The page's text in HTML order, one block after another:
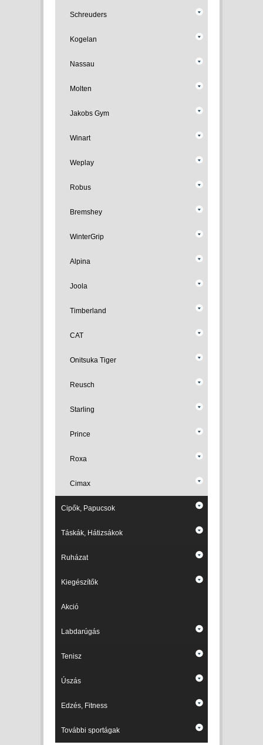
Schreuders
Kogelan
Nassau
Molten
Jakobs Gym
Winart
Weplay
Robus
Bremshey
WinterGrip
Alpina
Joola
Timberland
CAT
Onitsuka Tiger
Reusch
Starling
Prince
Roxa
Cimax
Cipők, Papucsok
Táskák, Hátizsákok
Ruházat
Kiegészítők
Akció
Labdarúgás
Tenisz
Úszás
Edzés, Fitness
További sportágak